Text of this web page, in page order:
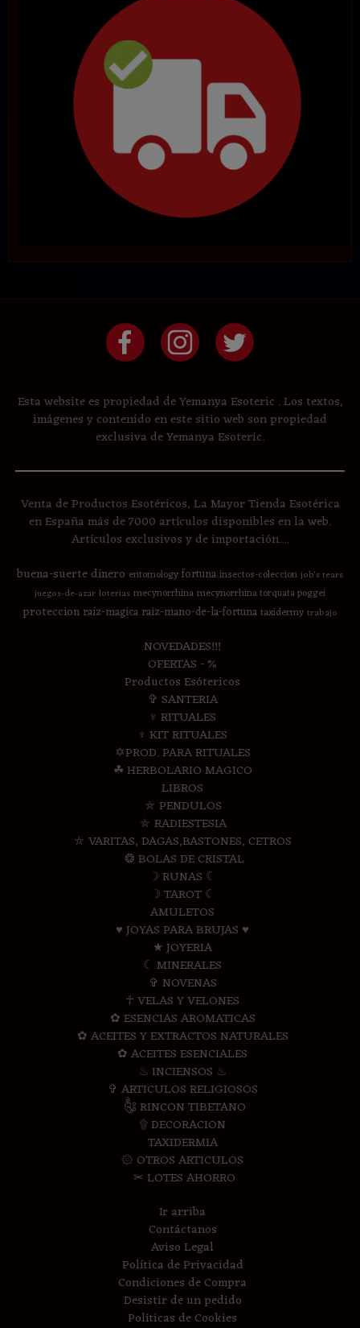
Esta website es propiedad de Yemanya Esoteric . Los textos,
imágenes y contenido en este sitio web son propiedad
exclusiva de Yemanya Esoteric.
Venta de Productos Esotéricos, La Mayor Tienda Esotérica
en España más de 7000 artículos disponibles en la web.
Artículos exclusivos y de importación....
buena-suertedinero entomologyfortunainsectos-coleccion job's tears
juegos-de-azar loterias mecynorrhinamecynorrhina torquata poggei
proteccion raiz-magica raiz-mano-de-la-fortunataxidermy trabajo
NOVEDADES!!!
OFERTAS - %
Productos Esótericos
✞ SANTERIA
♆ RITUALES
♆ KIT RITUALES
✡PROD. PARA RITUALES
☘ HERBOLARIO MAGICO
LIBROS
⛤ PENDULOS
⛤ RADIESTESIA
⛤ VARITAS, DAGAS,BASTONES, CETROS
❂ BOLAS DE CRISTAL
☽ RUNAS ☾
☽ TAROT ☾
AMULETOS
♥ JOYAS PARA BRUJAS ♥
★ JOYERIA
☾ MINERALES
✞ NOVENAS
☥ VELAS Y VELONES
✿ ESENCIAS AROMATICAS
✿ ACEITES Y EXTRACTOS NATURALES
✿ ACEITES ESENCIALES
♨ INCIENSOS ♨
✞ ARTICULOS RELIGIOSOS
༃ RINCON TIBETANO
۩ DECORACION
TAXIDERMIA
۞ OTROS ARTICULOS
✂ LOTES AHORRO
Ir arriba
Contáctanos
Aviso Legal
Política de Privacidad
Condiciones de Compra
Desistir de un pedido
Políticas de Cookies